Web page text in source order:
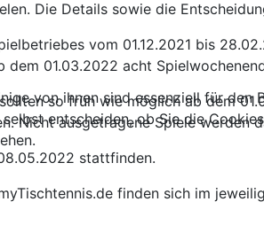
Die Details sowie die
vom 01.12.2021 bis
01.03.2022 acht
so früh wie möglich ab dem
Nicht ausgetragene Spiele
stattfinden.
finden sich im
von ihnen sind essenziell für
entscheiden, ob Sie die